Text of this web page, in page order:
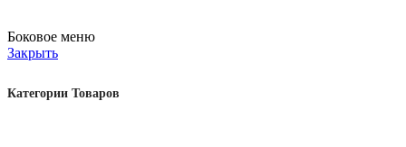
Боковое меню
Закрыть
Категории Товаров